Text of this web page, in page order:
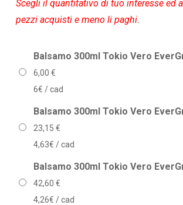
Scegli il quantitativo di tuo interesse ed
pezzi acquisti e meno li paghi.
Balsamo 300ml Tokio Vero
6,00 €
6€ / cad
Balsamo 300ml Tokio Vero
23,15 €
4,63€ / cad
Balsamo 300ml Tokio Vero
42,60 €
4,26€ / cad